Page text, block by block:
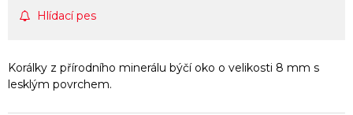
Hlídací pes
Korálky z přírodního minerálu býčí oko o velikosti 8 mm s
lesklým povrchem.